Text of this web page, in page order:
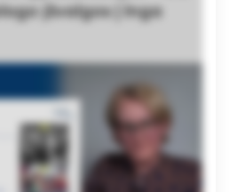
įžvalgos | Inga